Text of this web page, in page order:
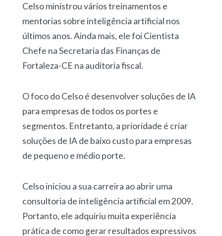
Celso ministrou vários treinamentos e
mentorias sobre inteligência artificial nos
últimos anos. Ainda mais, ele foi Cientista
Chefe na Secretaria das Finanças de
Fortaleza-CE na auditoria fiscal.
O foco do Celso é desenvolver soluções de IA
para empresas de todos os portes e
segmentos. Entretanto, a prioridade é criar
soluções de IA de baixo custo para empresas
de pequeno e médio porte.
Celso iniciou a sua carreira ao abrir uma
consultoria de inteligência artificial em 2009.
Portanto, ele adquiriu muita experiência
prática de como gerar resultados expressivos